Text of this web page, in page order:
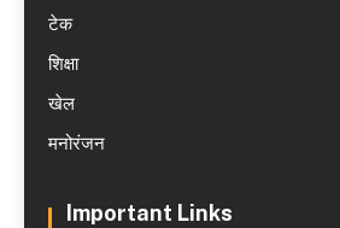
टेक
शिक्षा
खेल
मनोरंजन
Important Links